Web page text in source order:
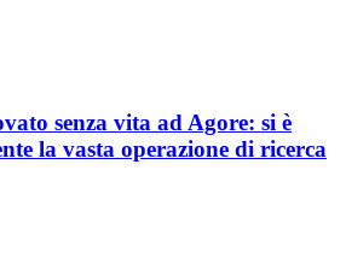
senza vita ad Agore: si è
la vasta operazione di ricerca